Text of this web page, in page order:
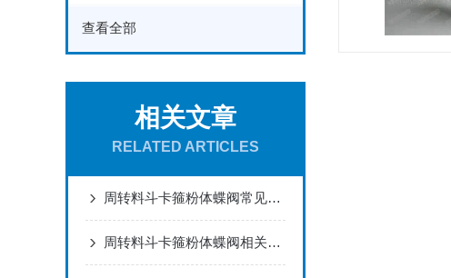
查看全部
相关文章
RELATED ARTICLES
周转料斗卡箍粉体蝶阀常见故障及解决办法
周转料斗卡箍粉体蝶阀相关参数